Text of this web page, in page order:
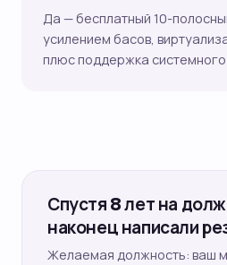
Да — бесплатный 10-
усилением басов,
плюс поддержка системного
Спустя 8 лет на
наконец написали
Желаемая должность: ваш